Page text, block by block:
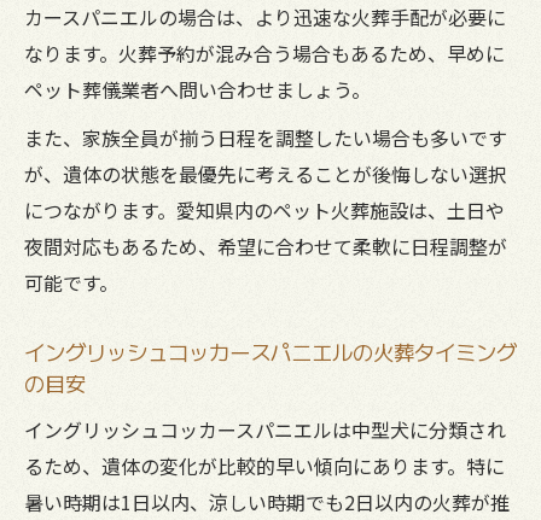
カースパニエルの場合は、より迅速な火葬手配が必要に
なります。火葬予約が混み合う場合もあるため、早めに
ペット葬儀業者へ問い合わせましょう。
また、家族全員が揃う日程を調整したい場合も多いです
が、遺体の状態を最優先に考えることが後悔しない選択
につながります。愛知県内のペット火葬施設は、土日や
夜間対応もあるため、希望に合わせて柔軟に日程調整が
可能です。
イングリッシュコッカースパニエルの火葬タイミング
の目安
イングリッシュコッカースパニエルは中型犬に分類され
るため、遺体の変化が比較的早い傾向にあります。特に
暑い時期は1日以内、涼しい時期でも2日以内の火葬が推